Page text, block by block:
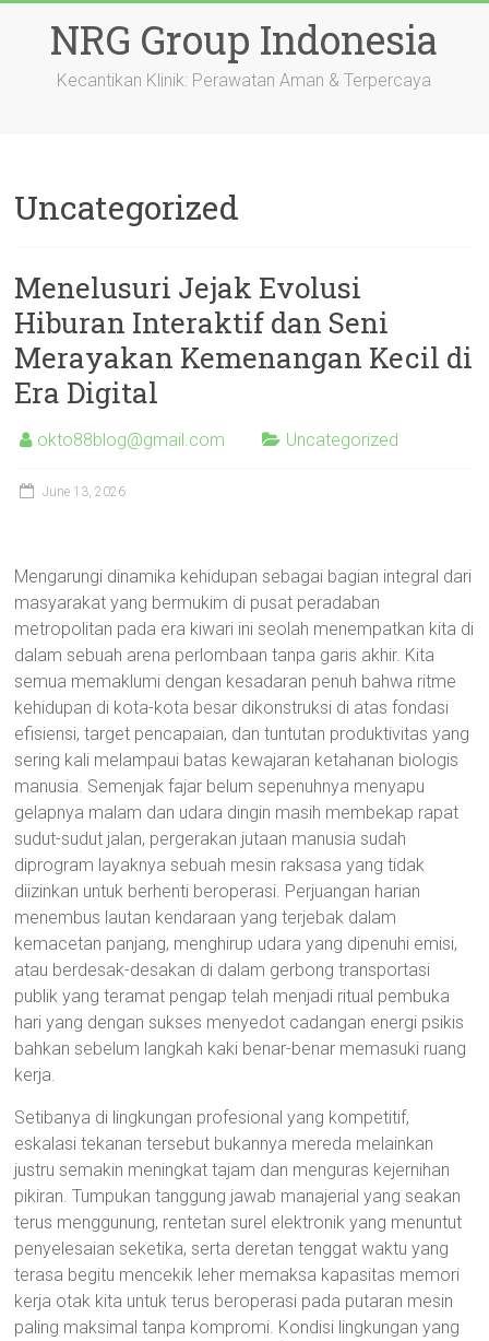
contentNRG Group Indonesia
Kecantikan Klinik: Perawatan Aman & Terpercaya
Uncategorized
Menelusuri Jejak Evolusi
Hiburan Interaktif dan Seni
Merayakan Kemenangan Kecil di
Era Digital
okto88blog@gmail.com Uncategorized
June 13, 2026
Mengarungi dinamika kehidupan sebagai bagian integral dari
masyarakat yang bermukim di pusat peradaban
metropolitan pada era kiwari ini seolah menempatkan kita di
dalam sebuah arena perlombaan tanpa garis akhir. Kita
semua memaklumi dengan kesadaran penuh bahwa ritme
kehidupan di kota-kota besar dikonstruksi di atas fondasi
efisiensi, target pencapaian, dan tuntutan produktivitas yang
sering kali melampaui batas kewajaran ketahanan biologis
manusia. Semenjak fajar belum sepenuhnya menyapu
gelapnya malam dan udara dingin masih membekap rapat
sudut-sudut jalan, pergerakan jutaan manusia sudah
diprogram layaknya sebuah mesin raksasa yang tidak
diizinkan untuk berhenti beroperasi. Perjuangan harian
menembus lautan kendaraan yang terjebak dalam
kemacetan panjang, menghirup udara yang dipenuhi emisi,
atau berdesak-desakan di dalam gerbong transportasi
publik yang teramat pengap telah menjadi ritual pembuka
hari yang dengan sukses menyedot cadangan energi psikis
bahkan sebelum langkah kaki benar-benar memasuki ruang
kerja.
Setibanya di lingkungan profesional yang kompetitif,
eskalasi tekanan tersebut bukannya mereda melainkan
justru semakin meningkat tajam dan menguras kejernihan
pikiran. Tumpukan tanggung jawab manajerial yang seakan
terus menggunung, rentetan surel elektronik yang menuntut
penyelesaian seketika, serta deretan tenggat waktu yang
terasa begitu mencekik leher memaksa kapasitas memori
kerja otak kita untuk terus beroperasi pada putaran mesin
paling maksimal tanpa kompromi. Kondisi lingkungan yang